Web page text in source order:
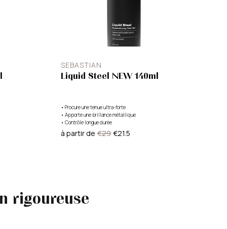
SEBASTIAN
Liquid Steel NEW 140ml
• Procure une tenue ultra-forte
• Apporte une brillance métallique
• Contrôle longue durée
à partir de €29 €21.5
rigoureuse